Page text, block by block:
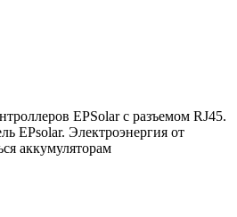
EPSolar с разъемом RJ45.
EPsolar. Электроэнергия от
аккумуляторам